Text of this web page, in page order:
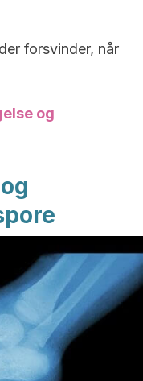
forsvinder, når
og